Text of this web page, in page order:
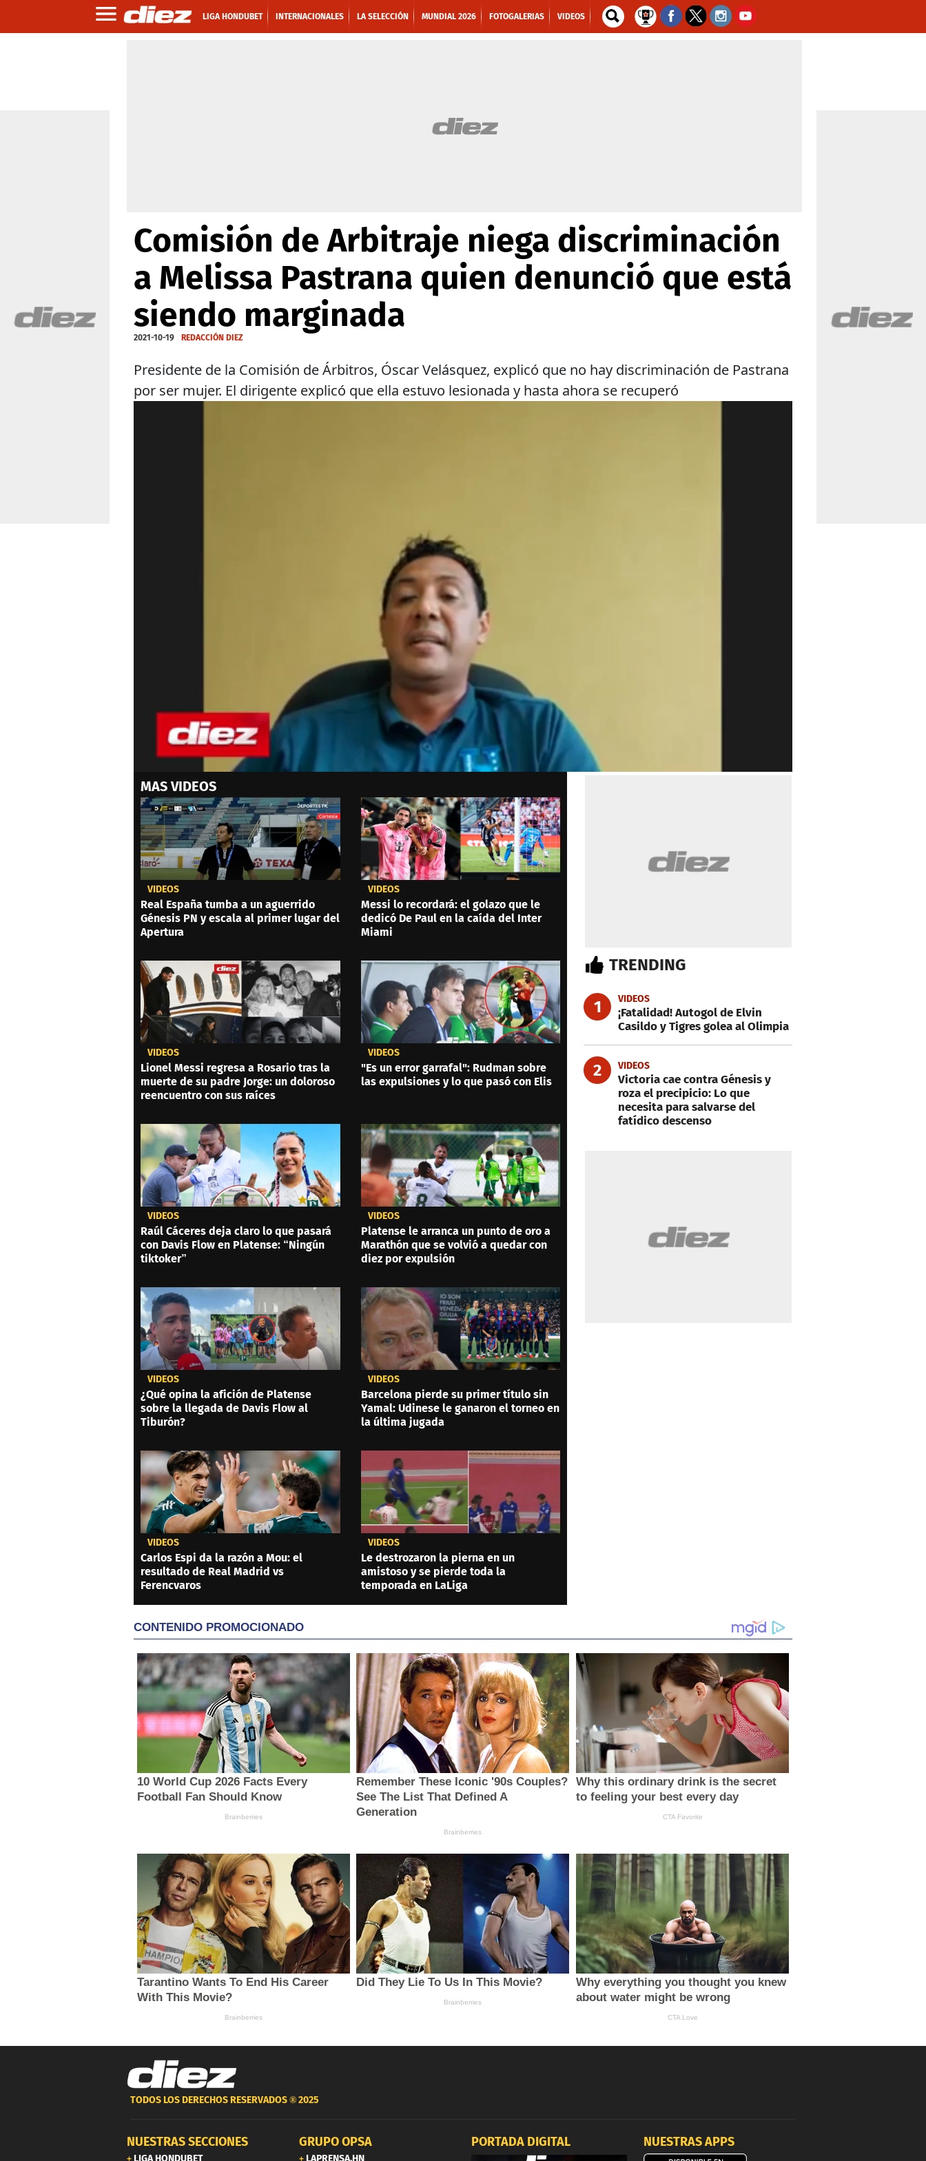
LIGA HONDUBET INTERNACIONALES LA SELECCIÓN MUNDIAL 2026 FOTOGALERIAS VIDEOS
Comisión de Arbitraje niega discriminación
a Melissa Pastrana quien denunció que está
siendo marginada
2021-10-19 REDACCIÓN DIEZ
Presidente de la Comisión de Árbitros, Óscar Velásquez, explicó que no hay discriminación de Pastrana
por ser mujer. El dirigente explicó que ella estuvo lesionada y hasta ahora se recuperó
seconds
of
secondsVolume
0%
MAS VIDEOS
VIDEOS
Real España tumba a un aguerrido
Génesis PN y escala al primer lugar del
Apertura
VIDEOS
Messi lo recordará: el golazo que le
dedicó De Paul en la caída del Inter
Miami
VIDEOS
Lionel Messi regresa a Rosario tras la
muerte de su padre Jorge: un doloroso
reencuentro con sus raíces
VIDEOS
"Es un error garrafal": Rudman sobre
las expulsiones y lo que pasó con Elis
VIDEOS
Raúl Cáceres deja claro lo que pasará
con Davis Flow en Platense: “Ningún
tiktoker”
VIDEOS
Platense le arranca un punto de oro a
Marathón que se volvió a quedar con
diez por expulsión
VIDEOS
¿Qué opina la afición de Platense
sobre la llegada de Davis Flow al
Tiburón?
VIDEOS
Barcelona pierde su primer título sin
Yamal: Udinese le ganaron el torneo en
la última jugada
VIDEOS
Carlos Espi da la razón a Mou: el
resultado de Real Madrid vs
Ferencvaros
VIDEOS
Le destrozaron la pierna en un
amistoso y se pierde toda la
temporada en LaLiga
TRENDING
1 VIDEOS
¡Fatalidad! Autogol de Elvin
Casildo y Tigres golea al Olimpia
2 VIDEOS
Victoria cae contra Génesis y
roza el precipicio: Lo que
necesita para salvarse del
fatídico descenso
TODOS LOS DERECHOS RESERVADOS ®2025
NUESTRAS SECCIONES
LIGA HONDUBET
GRUPO OPSA
LAPRENSA.HN
PORTADA DIGITAL NUESTRAS APPS